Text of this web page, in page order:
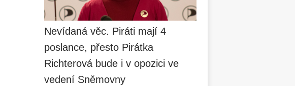
Nevídaná věc. Piráti mají 4
poslance, přesto Pirátka
Richterová bude i v opozici ve
vedení Sněmovny